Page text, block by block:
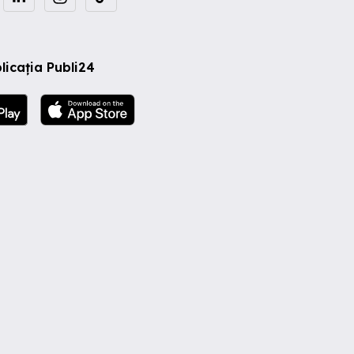
Publi24